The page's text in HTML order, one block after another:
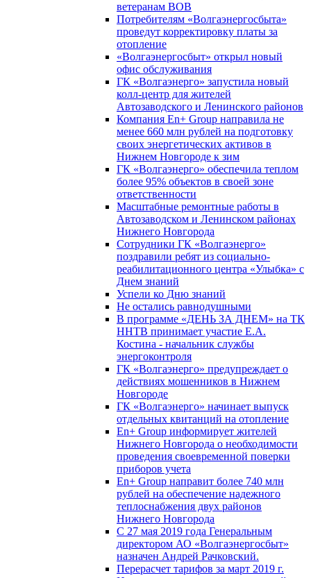
ветеранам ВОВ
Потребителям «Волгаэнергосбыта»
проведут корректировку платы за
отопление
«Волгаэнергосбыт» открыл новый
офис обслуживания
ГК «Волгаэнерго» запустила новый
колл-центр для жителей
Автозаводского и Ленинского районов
Компания En+ Group направила не
менее 660 млн рублей на подготовку
своих энергетических активов в
Нижнем Новгороде к зим
ГК «Волгаэнерго» обеспечила теплом
более 95% объектов в своей зоне
ответственности
Масштабные ремонтные работы в
Автозаводском и Ленинском районах
Нижнего Новгорода
Сотрудники ГК «Волгаэнерго»
поздравили ребят из социально-
реабилитационного центра «Улыбка» с
Днем знаний
Успели ко Дню знаний
Не остались равнодушными
В программе «ДЕНЬ ЗА ДНЕМ» на ТК
ННТВ принимает участие Е.А.
Костина - начальник службы
энергоконтроля
ГК «Волгаэнерго» предупреждает о
действиях мошенников в Нижнем
Новгороде
ГК «Волгаэнерго» начинает выпуск
отдельных квитанций на отопление
En+ Group информирует жителей
Нижнего Новгорода о необходимости
проведения своевременной поверки
приборов учета
En+ Group направит более 740 млн
рублей на обеспечение надежного
теплоснабжения двух районов
Нижнего Новгорода
С 27 мая 2019 года Генеральным
директором АО «Волгаэнергосбыт»
назначен Андрей Рачковский.
Перерасчет тарифов за март 2019 г.